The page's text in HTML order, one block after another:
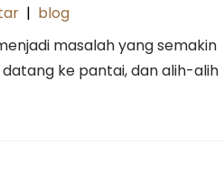
| blog
masalah yang semakin
datang ke pantai, dan alih-alih